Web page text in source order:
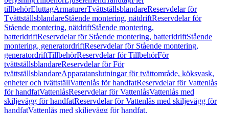
tillbehörEluttagArmaturerTvättställsblandareReservdelar för
TvättställsblandareStående montering, nätdriftReservdelar för
Stående montering, nätdriftStående montering,
batteridriftReservdelar för Stående montering, batteridriftStående
montering, generatordriftReservdelar för Stående montering,
generatordriftTillbehörReservdelar för TillbehörFör
tvättställsblandareReservdelar för För
tvättställsblandareApparatanslutningar för tvättområde, köksvask,
enheter och tvättställVattenlås för handfatReservdelar för Vattenlås
för handfatVattenlåsReservdelar för VattenlåsVattenlås med
skiljevägg för handfatReservdelar för Vattenlås med skiljevägg för
handfatVattenlås med skiljevägg för handfat,